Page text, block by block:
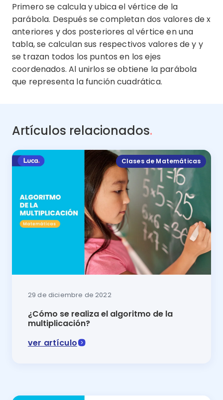
Primero se calcula y ubica el vértice de la
parábola. Después se completan dos valores de x
anteriores y dos posteriores al vértice en una
tabla, se calculan sus respectivos valores de y y
se trazan todos los puntos en los ejes
coordenados. Al unirlos se obtiene la parábola
que representa la función cuadrática.
Artículos relacionados.
Clases de Matemáticas
29 de diciembre de 2022
¿Cómo se realiza el algoritmo de la
multiplicación?
ver artículo